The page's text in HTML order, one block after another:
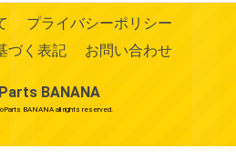
プライバシーポリシー
づく表記
お問い合わせ
BANANA
BANANA all rights reserved.